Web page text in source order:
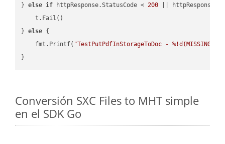
} else if httpResponse.StatusCode < 200 ||
    t.Fail()
} else {
    fmt.Printf(
"TestPutPdfInStorageToDoc - %!d(MISSING)\n"
Conversión SXC Files to MHT simple
en el SDK Go